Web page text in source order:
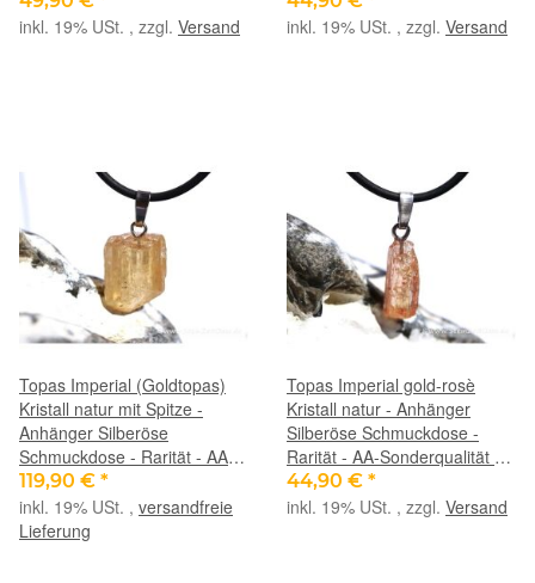
inkl. 19% USt. , zzgl. Versand
0,9 cm x 0,7 cm
inkl. 19% USt. , zzgl. Versand
Topas Imperial (Goldtopas)
Kristall natur mit Spitze -
Anhänger Silberöse
Schmuckdose - Rarität - AA-
Sonderqualität - ca. 2,7 cm x
1 cm x 0,9 cm
119,90 € *
inkl. 19% USt. , versandfreie
Lieferung
Topas Imperial gold-rosè
Kristall natur - Anhänger
Silberöse Schmuckdose -
Rarität - AA-Sonderqualität -
ca. 2,7 cm x 0,7 cm x 0,6 cm
44,90 € *
inkl. 19% USt. , zzgl. Versand